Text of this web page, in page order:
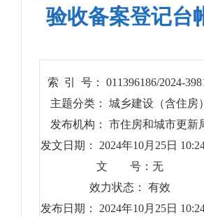
验收备案登记台
索 引 号： 011396186/2024-
主题分类： 城乡建设（含住房）
发布机构： 市住房和城市更新
发文日期： 2024年10月25日
文 号：无
效力状态： 有效
发布日期： 2024年10月25日